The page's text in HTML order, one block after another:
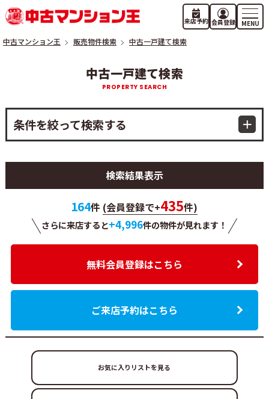
来店予約 会員登録
中古マンション王 販売物件検索 中古一戸建て検索
中古一戸建て検索
条件を絞って検索する
検索結果表示
164件 (会員登録で+435件)
さらに来店すると+4,996件の物件が見れます！
無料会員登録はこちら
ご来店予約はこちら
お気に入りリストを見る